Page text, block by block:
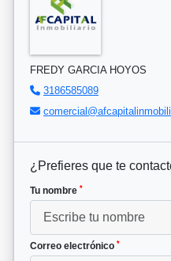
FREDY GARCIA HOYOS
3186585089
¿Prefieres que te
Tu nombre *
Correo electrónico *